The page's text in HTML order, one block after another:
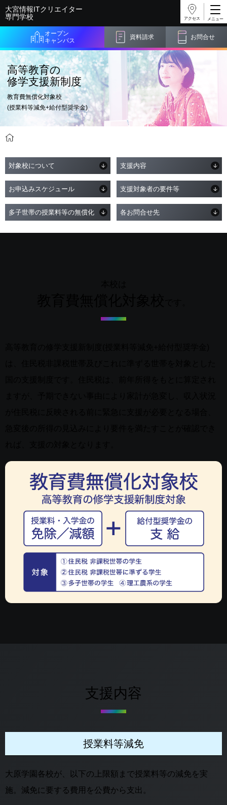
大宮情報ITクリエイター
専門学校
オープン
キャンパス
資料請求 お問合せ
アクセス
高等教育の
修学支援新制度
教育費無償化対象校
(授業料等減免+給付型奨学金)
対象校について 支援内容
お申込みスケジュール 支援対象者の要件等
多子世帯の授業料等の無償化 各お問合せ先
支援内容
授業料等減免
大原学園各校が、以下の上限額まで授業料等の減免を実
施。減免に要する費用を公費から支出。